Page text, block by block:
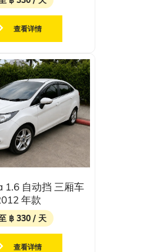
查看详情
1.6 自动挡 三厢车
年款
฿ 330 / 天
查看详情